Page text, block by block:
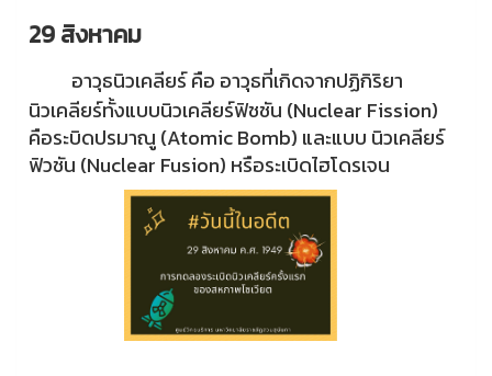
29 สิงหาคม
อาวุธนิวเคลียร์ คือ อาวุธที่เกิดจากปฏิกิริยา
นิวเคลียร์ทั้งแบบนิวเคลียร์ฟิชชัน (Nuclear Fission)
คือระบิดปรมาณู (Atomic Bomb) และแบบ นิวเคลียร์
ฟิวชัน (Nuclear Fusion) หรือระเบิดไฮโดรเจน